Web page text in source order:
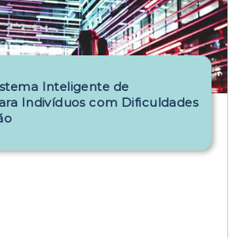
Inteligente de
Indivíduos com Dificuldades